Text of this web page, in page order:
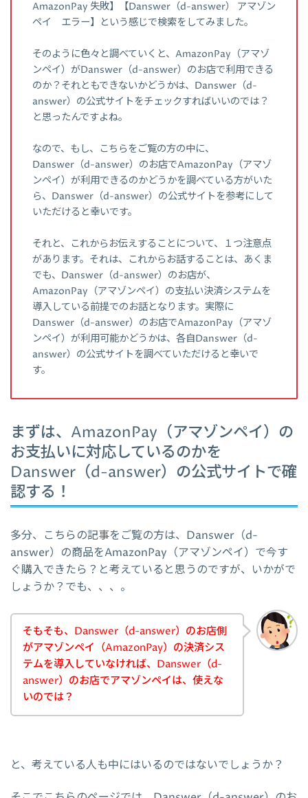
AmazonPay 失敗】【Danswer（d-answer） アマゾン
ペイ エラー】という感じで検索をしてみました。
そのように色々と調べていくと、AmazonPay（アマゾ
ンペイ）がDanswer（d-answer）のお店で利用できる
のか？それともできないかどうかは、Danswer（d-
answer）の公式サイトをチェックすればいいのでは？
と思ったんですよね。
なので、もし、こちらをご覧の方の中に、
Danswer（d-answer）のお店でAmazonPay（アマゾ
ンペイ）が利用できるのかどうかを調べている方がいた
ら、Danswer（d-answer）の公式サイトを参考にして
いただけると幸いです。
それと、これからお伝えすることについて、１つ注意点
があります。それは、これからお話することは、あくま
でも、Danswer（d-answer）のお店が、
AmazonPay（アマゾンペイ）の支払い決済システムを
導入している前提でのお話となります。実際に
Danswer（d-answer）のお店でAmazonPay（アマゾ
ンペイ）が利用可能かどうかは、各自Danswer（d-
answer）の公式サイトを調べていただけると幸いで
す。
まずは、AmazonPay（アマゾンペイ）の
お支払いに対応しているのかを
Danswer（d-answer）の公式サイトで確
認する！
多分、こちらの記事をご覧の方は、Danswer（d-
answer）の商品をAmazonPay（アマゾンペイ）で今す
ぐ購入できたら？と考えていると思うのですが、いかがで
しょうか？でも、、、。
そもそも、Danswer（d-answer）のお店側
がアマゾンペイ（AmazonPay）の決済シス
テムを導入していなければ、Danswer（d-
answer）のお店でアマゾンペイは、使えな
いのでは？
と、考えている人も中にはいるのではないでしょうか？